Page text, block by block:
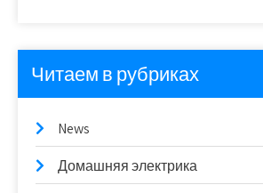
Читаем в рубриках
News
Домашняя электрика